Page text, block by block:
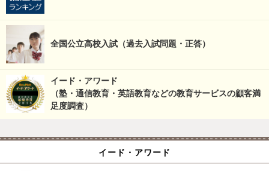
全国公立高校入試（過去入試問題・正答）
イード・アワード
（塾・通信教育・英語教育などの教育サービスの顧客満
足度調査）
イード・アワード